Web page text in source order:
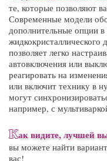
те, которые позволяют
Современные модели
дополнительные опции
жидкокристаллического
позволяет легко
автовключения или
реагировать на
или включит технику в
могут
например, с
Как видите, лучшей
вы можете найти
вас!